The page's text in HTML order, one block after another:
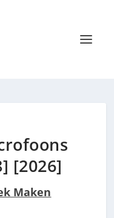
[2026]
Maken